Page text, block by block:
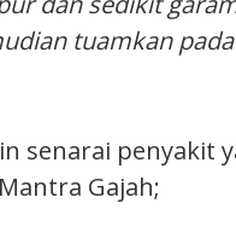
tuamkan
senarai penyakit
Gajah;